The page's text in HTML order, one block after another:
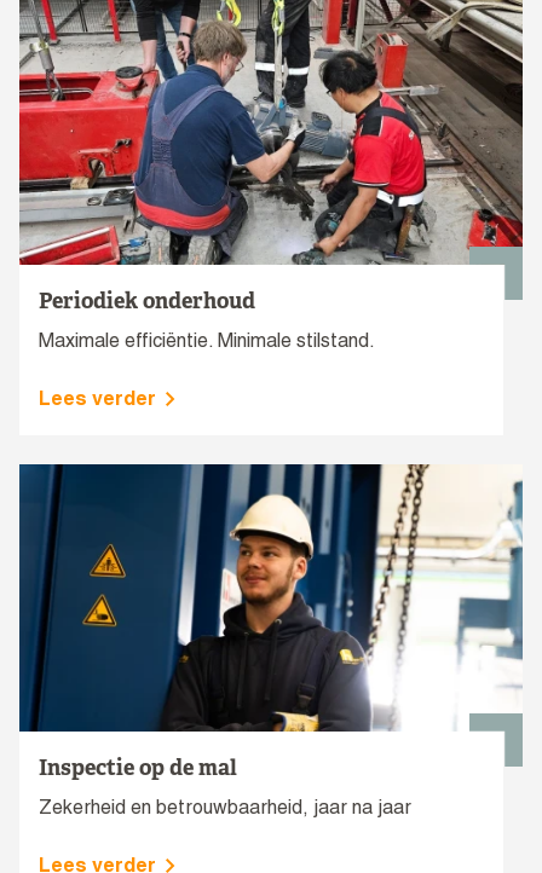
Periodiek onderhoud
Maximale efficiëntie. Minimale stilstand.
Lees verder
Inspectie op de mal
Zekerheid en betrouwbaarheid, jaar na jaar
Lees verder